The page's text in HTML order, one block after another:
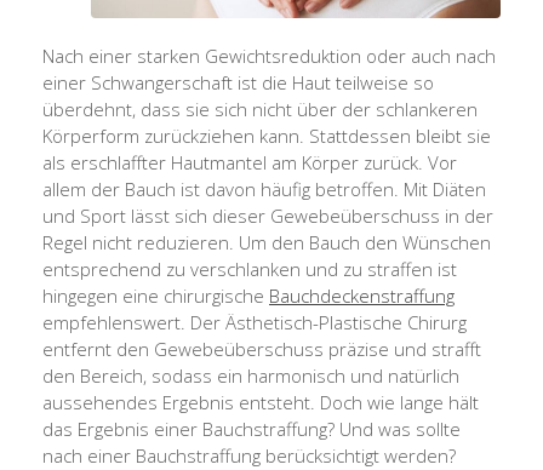
Nach einer starken Gewichtsreduktion oder auch nach
einer Schwangerschaft ist die Haut teilweise so
überdehnt, dass sie sich nicht über der schlankeren
Körperform zurückziehen kann. Stattdessen bleibt sie
als erschlaffter Hautmantel am Körper zurück. Vor
allem der Bauch ist davon häufig betroffen. Mit Diäten
und Sport lässt sich dieser Gewebeüberschuss in der
Regel nicht reduzieren. Um den Bauch den Wünschen
entsprechend zu verschlanken und zu straffen ist
hingegen eine chirurgische Bauchdeckenstraffung
empfehlenswert. Der Ästhetisch-Plastische Chirurg
entfernt den Gewebeüberschuss präzise und strafft
den Bereich, sodass ein harmonisch und natürlich
aussehendes Ergebnis entsteht. Doch wie lange hält
das Ergebnis einer Bauchstraffung? Und was sollte
nach einer Bauchstraffung berücksichtigt werden?